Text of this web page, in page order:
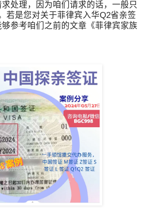
处理，因为咱们请求的话，一般只
若是您对关于菲律宾入华Q2省亲签
参考咱们之前的文章《菲律宾家族